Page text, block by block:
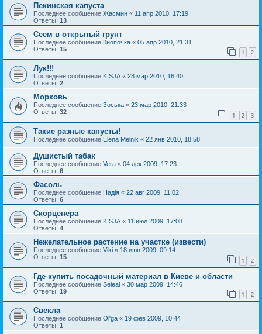
Пекинская капуста
Последнее сообщение Жасмин « 11 апр 2010, 17:19
Ответы: 13
Сеем в открытый грунт
Последнее сообщение Кнопочка « 05 апр 2010, 21:31
Ответы: 15 1 2
Лук!!!
Последнее сообщение KISJA « 28 мар 2010, 16:40
Ответы: 2
Морковь
Последнее сообщение Зоська « 23 мар 2010, 21:33
Ответы: 32 1 2 3
Такие разные капусты!
Последнее сообщение Elena Melnik « 22 янв 2010, 18:58
Душистый табак
Последнее сообщение Vera « 04 дек 2009, 17:23
Ответы: 6
Фасоль
Последнее сообщение Надія « 22 авг 2009, 11:02
Ответы: 6
Скорценера
Последнее сообщение KISJA « 11 июл 2009, 17:08
Ответы: 4
Нежелательное растение на участке (извести)
Последнее сообщение Viki « 18 июн 2009, 09:14
Ответы: 15 1 2
Где купить посадочный материал в Киеве и области
Последнее сообщение Seleal « 30 мар 2009, 14:46
Ответы: 19 1 2
Свекла
Последнее сообщение Ol'ga « 19 фев 2009, 10:44
Ответы: 1